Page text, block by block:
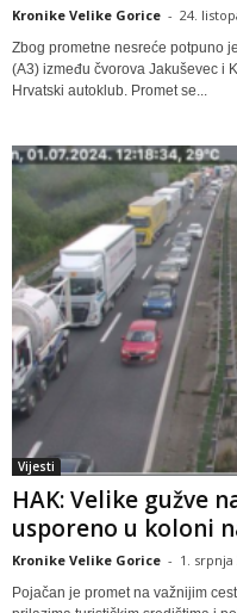
Kronike Velike Gorice - 24.
Zbog prometne nesreće potpuno
(A3) između čvorova Jakuševec i
Hrvatski autoklub. Promet se...
Vijesti
HAK: Velike gužve
usporeno u koloni
Kronike Velike Gorice - 1. srpnja
Pojačan je promet na važnijim